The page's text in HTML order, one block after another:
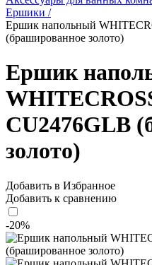
Ершики /
Ершик напольный
(брашированное золото)
Ершик
CU2476GLB
золото)
Добавить в Избранное
Добавить к сравнению
-20%